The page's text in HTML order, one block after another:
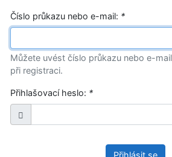
Číslo průkazu nebo e-mail: *
Můžete uvést číslo průkazu nebo e-
při registraci.
Přihlašovací heslo: *